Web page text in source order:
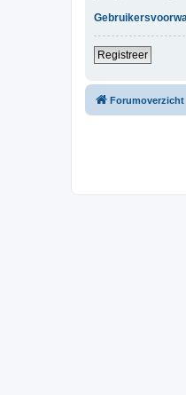
Registreer
Forumoverzicht